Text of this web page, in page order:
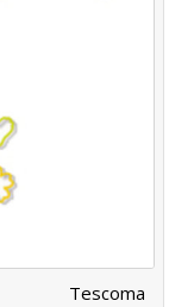
Tescoma